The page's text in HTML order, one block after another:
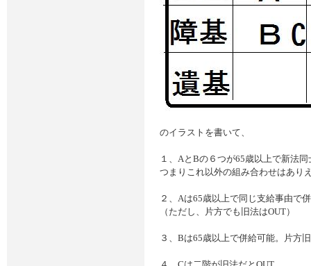
のイラストを書いて、
１、AとBの６つが65歳以上で新法
つまりこれ以外の組み合わせはあり
２、Aは65歳以上で同じ支給事由で
（ただし、片方でも旧法はOUT）
３、Bは65歳以上で併給可能。片方